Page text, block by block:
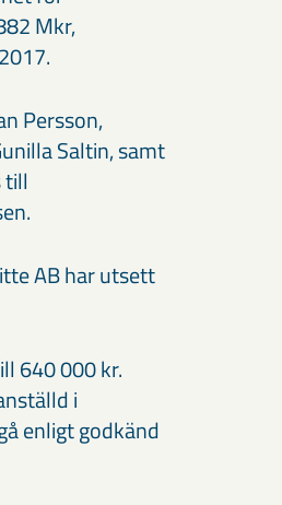
Mkr,
Persson,
Saltin, samt
till
AB har utsett
640 000 kr.
i
enligt godkänd